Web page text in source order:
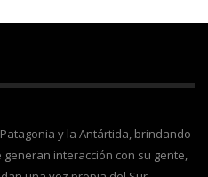
y la Antártida, brindando
interacción con su gente,